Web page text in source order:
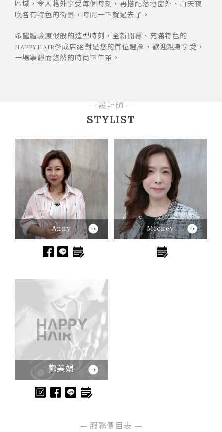
區域，令人格外享受每個時刻，再搭配落地窗外、白天夜
晚各有特色的街景，時間一下就過去了。
希望體驗渡假般的造型時刻，全新開幕、充滿特色的
HAPPYHAIR學成店絕對是您的首位選擇，歡迎親身享受，
一場寧靜而悠然的時尚下午茶。
STYLIST
設計師
Anny Mickey
鄭美娟
服務價目表